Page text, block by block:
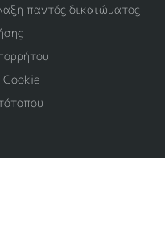
παντός δικαιώματος
Cookie